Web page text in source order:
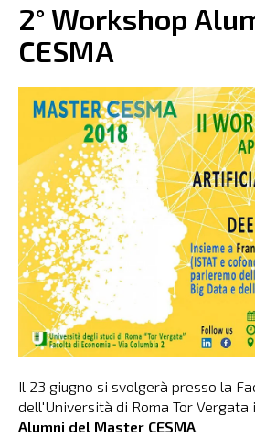
2° Workshop
CESMA
Il 23 giugno si svolgerà presso la
dell'Università di Roma Tor Vergata
Alumni del Master CESMA.